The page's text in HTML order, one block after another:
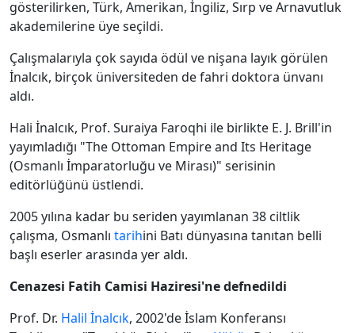
gösterilirken, Türk, Amerikan, İngiliz, Sırp ve Arnavutluk
akademilerine üye seçildi.
Çalışmalarıyla çok sayıda ödül ve nişana layık görülen
İnalcık, birçok üniversiteden de fahri doktora ünvanı
aldı.
Hali İnalcık, Prof. Suraiya Faroqhi ile birlikte E. J. Brill'in
yayımladığı "The Ottoman Empire and Its Heritage
(Osmanlı İmparatorluğu ve Mirası)" serisinin
editörlüğünü üstlendi.
2005 yılına kadar bu seriden yayımlanan 38 ciltlik
çalışma, Osmanlı tarihini Batı dünyasına tanıtan belli
başlı eserler arasında yer aldı.
Cenazesi Fatih Camisi Haziresi'ne defnedildi
Prof. Dr. Halil İnalcık, 2002'de İslam Konferansı